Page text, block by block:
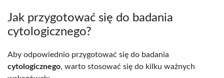
Jak przygotować się do badania
cytologicznego?
Aby odpowiednio przygotować się do badania
cytologicznego, warto stosować się do kilku ważnych